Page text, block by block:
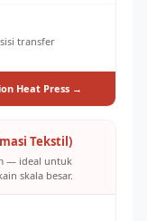
transfer
Heat Press →
Tekstil)
— ideal untuk
skala besar.